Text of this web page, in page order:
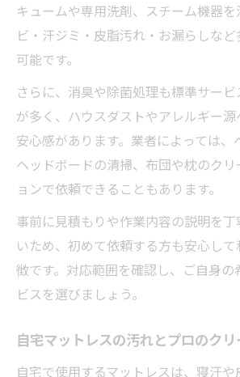
キュームや専用洗剤、スチーム機器
ビ・汗ジミ・皮脂汚れ・お漏らしな
可能です。
さらに、消臭や除菌処理も標準サー
が多く、ハウスダストやアレルギー
安心感があります。業者によっては、
ヘッドボードの清掃、布団や枕のク
ョンで依頼できることもあります。
事前に見積もりや作業内容の説明を
いため、初めて依頼する方も安心し
徴です。対応範囲を確認し、ご自身の
ビスを選びましょう。
自宅マットレスの汚れとプロのク
自宅で使用するマットレスは、寝汗や